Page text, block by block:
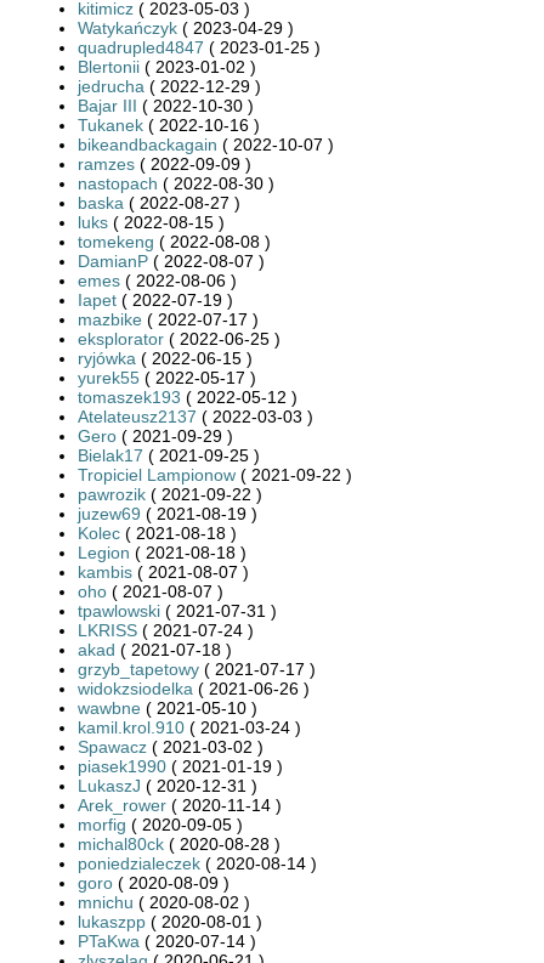
kitimicz ( 2023-05-03 )
Watykańczyk ( 2023-04-29 )
quadrupled4847 ( 2023-01-25 )
Blertonii ( 2023-01-02 )
jedrucha ( 2022-12-29 )
Bajar III ( 2022-10-30 )
Tukanek ( 2022-10-16 )
bikeandbackagain ( 2022-10-07 )
ramzes ( 2022-09-09 )
nastopach ( 2022-08-30 )
baska ( 2022-08-27 )
luks ( 2022-08-15 )
tomekeng ( 2022-08-08 )
DamianP ( 2022-08-07 )
emes ( 2022-08-06 )
Iapet ( 2022-07-19 )
mazbike ( 2022-07-17 )
eksplorator ( 2022-06-25 )
ryjówka ( 2022-06-15 )
yurek55 ( 2022-05-17 )
tomaszek193 ( 2022-05-12 )
Atelateusz2137 ( 2022-03-03 )
Gero ( 2021-09-29 )
Bielak17 ( 2021-09-25 )
Tropiciel Lampionow ( 2021-09-22 )
pawrozik ( 2021-09-22 )
juzew69 ( 2021-08-19 )
Kolec ( 2021-08-18 )
Legion ( 2021-08-18 )
kambis ( 2021-08-07 )
oho ( 2021-08-07 )
tpawlowski ( 2021-07-31 )
LKRISS ( 2021-07-24 )
akad ( 2021-07-18 )
grzyb_tapetowy ( 2021-07-17 )
widokzsiodelka ( 2021-06-26 )
wawbne ( 2021-05-10 )
kamil.krol.910 ( 2021-03-24 )
Spawacz ( 2021-03-02 )
piasek1990 ( 2021-01-19 )
LukaszJ ( 2020-12-31 )
Arek_rower ( 2020-11-14 )
morfig ( 2020-09-05 )
michal80ck ( 2020-08-28 )
poniedzialeczek ( 2020-08-14 )
goro ( 2020-08-09 )
mnichu ( 2020-08-02 )
lukaszpp ( 2020-08-01 )
PTaKwa ( 2020-07-14 )